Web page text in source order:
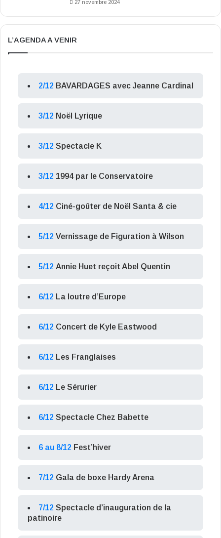
27 novembre 2024
L’AGENDA A VENIR
2/12 BAVARDAGES avec Jeanne Cardinal
3/12 Noël Lyrique
3/12 Spectacle K
3/12 1994 par le Conservatoire
4/12 Ciné-goûter de Noël Santa & cie
5/12 Vernissage de Figuration à Wilson
5/12 Annie Huet reçoit Abel Quentin
6/12 La loutre d’Europe
6/12 Concert de Kyle Eastwood
6/12 Les Franglaises
6/12 Le Sérurier
6/12 Spectacle Chez Babette
6 au 8/12 Fest’hiver
7/12 Gala de boxe Hardy Arena
7/12 Spectacle d’inauguration de la
patinoire